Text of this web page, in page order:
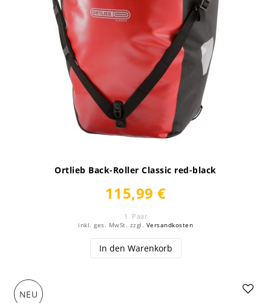
Ortlieb Back-Roller Classic red-black
115,99 €
1 Paar
inkl. ges. MwSt. zzgl. Versandkosten
In den Warenkorb
NEU